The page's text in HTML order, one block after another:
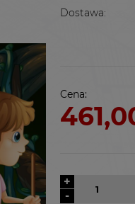
Dostawa:
Cena:
-
+